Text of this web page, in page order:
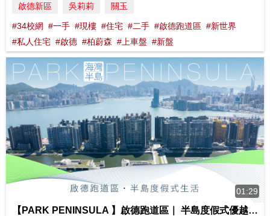
啟德新區 吳莉莉 關玉
#34校網 #一手 #現樓 #住宅 #二手 #啟德跑道區 #新世界
#私人住宅 #啟德 #柏蔚森 #上車盤 #新盤
01:29
【PARK PENINSULA 】啟德跑道區｜ 半島度假式優越地段 影片來源 : FINANCE 730